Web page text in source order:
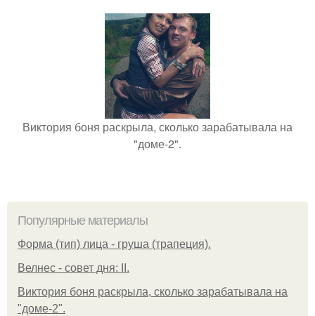
Виктория боня раскрыла, сколько зарабатывала на
"доме-2".
Популярные материалы
Форма (тип) лица - груша (трапеция).
Велнес - совет дня: II.
Виктория боня раскрыла, сколько зарабатывала на
"доме-2".